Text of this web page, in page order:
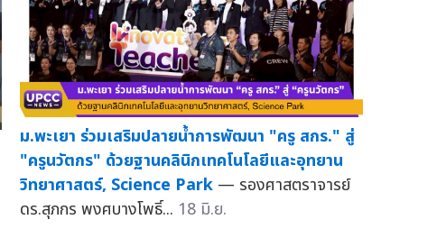
ม.พะเยา ร่วมเสริมปลายน้ำการพัฒนา "ครู สกร." สู่
"ครูนวัตกร" ด้วยฐานคลินิกเทคโนโลยีและอุทยาน
วิทยาศาสตร์, Science Park — รองศาสตราจารย์
ดร.สุภกร พงศบางโพธิ์... 18 มิ.ย.